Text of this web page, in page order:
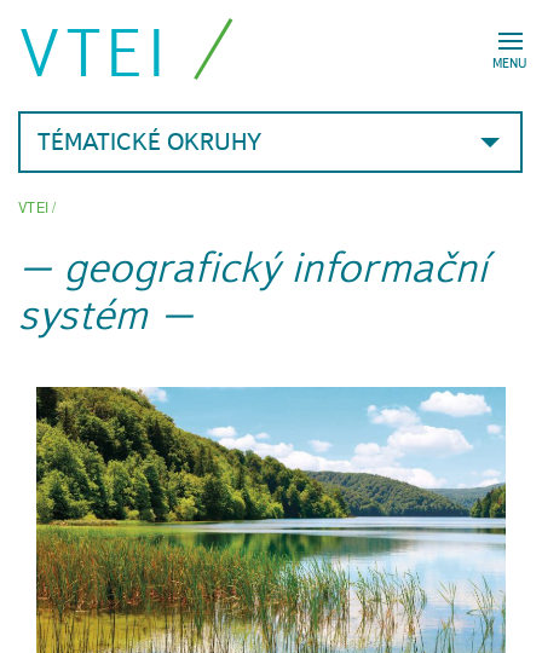
MENU
VTEI
TÉMATICKÉ OKRUHY
VTEI/
geografický informační
systém